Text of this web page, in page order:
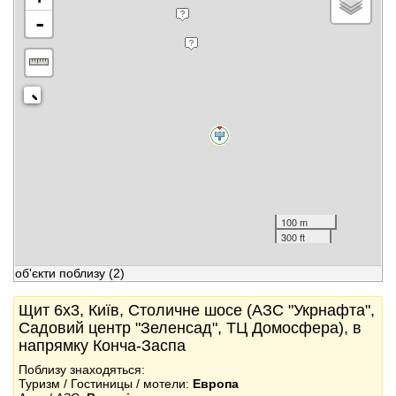
-
100 m
300 ft
об'єкти поблизу (2)
Щит 6x3, Київ, Столичне шосе (АЗС "Укрнафта",
Садовий центр "Зеленсад", ТЦ Домосфера), в
напрямку Конча-Заспа
Поблизу знаходяться:
Туризм / Гостиницы / мотели: Европа